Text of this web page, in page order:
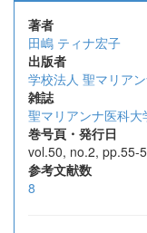
著者
田嶋 ティナ宏子
出版者
学校法人 聖マリア
雑誌
聖マリアンナ医科大
巻号頁・発行日
vol.50, no.2, pp.55-
参考文献数
8